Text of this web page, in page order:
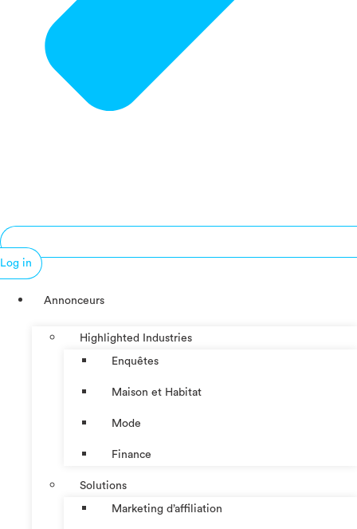
Log in
Annonceurs
Highlighted Industries
Enquêtes
Maison et Habitat
Mode
Finance
Solutions
Marketing d’affiliation